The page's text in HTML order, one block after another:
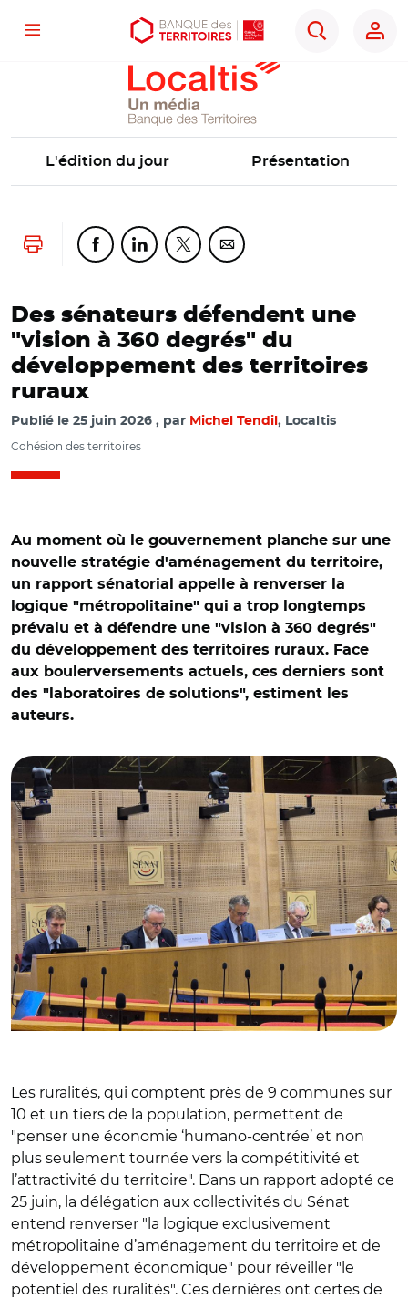
Aller
Aller
Ouvrir
d'accessibilité
Menu
Rechercher
Localtis
L'édition du jour Présentation
Lancer l'impressionPartager cette page sur Facebook
Partager cette page sur Linkedin
Partager cette page sur Twitter
Partager cette page sur
Des sénateurs défendent une
"vision à 360 degrés" du
développement des territoires
ruraux
Publié le 25 juin 2026 par Michel Tendil , Localtis
Cohésion des territoires
Au moment où le gouvernement planche sur une
nouvelle stratégie d'aménagement du territoire,
un rapport sénatorial appelle à renverser la
logique "métropolitaine" qui a trop longtemps
prévalu et à défendre une "vision à 360 degrés"
du développement des territoires ruraux. Face
aux boulerversements actuels, ces derniers sont
des "laboratoires de solutions", estiment les
auteurs.
Les ruralités, qui comptent près de 9 communes sur
10 et un tiers de la population, permettent de
"penser une économie ‘humano-centrée’ et non
plus seulement tournée vers la compétitivité et
l’attractivité du territoire". Dans un rapport adopté ce
25 juin, la délégation aux collectivités du Sénat
entend renverser "la logique exclusivement
métropolitaine d’aménagement du territoire et de
développement économique" pour réveiller "le
potentiel des ruralités". Ces dernières ont certes de